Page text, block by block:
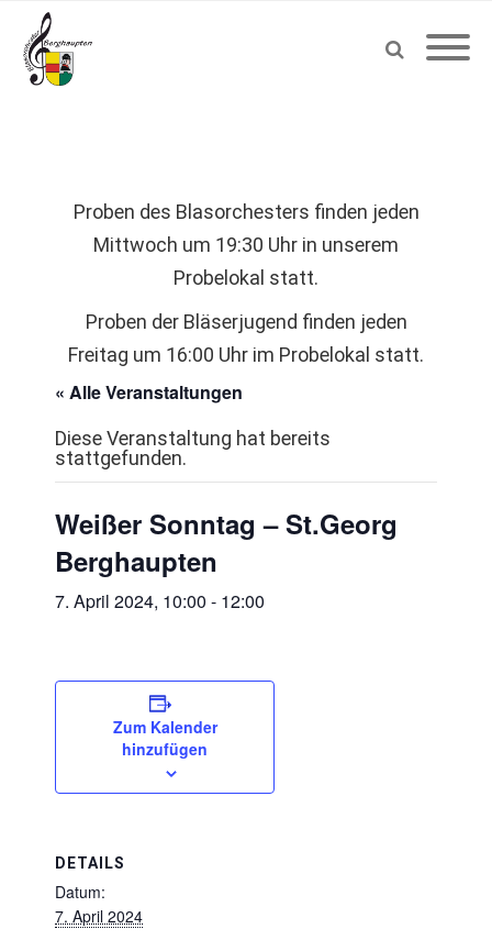
Proben des Blasorchesters finden jeden
Mittwoch um 19:30 Uhr in unserem
Probelokal statt.
Proben der Bläserjugend finden jeden
Freitag um 16:00 Uhr im Probelokal statt.
« Alle Veranstaltungen
Diese Veranstaltung hat bereits
stattgefunden.
Weißer Sonntag – St.Georg
Berghaupten
7. April 2024, 10:00 - 12:00
Zum Kalender
hinzufügen
DETAILS
Datum:
7. April 2024